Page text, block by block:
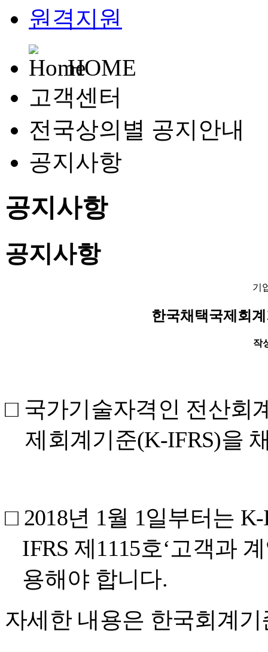
원격지원
HOME
고객센터
전국상의별 공지안내
공지사항
공지사항
공지사항
기
한국채택국제회
작
□ 국가기술자격인 전산회
제회계기준(K-IFRS)을
□ 2018년 1월 1일부터는
IFRS 제1115호‘고객과
용해야 합니다.
자세한 내용은 한국회계